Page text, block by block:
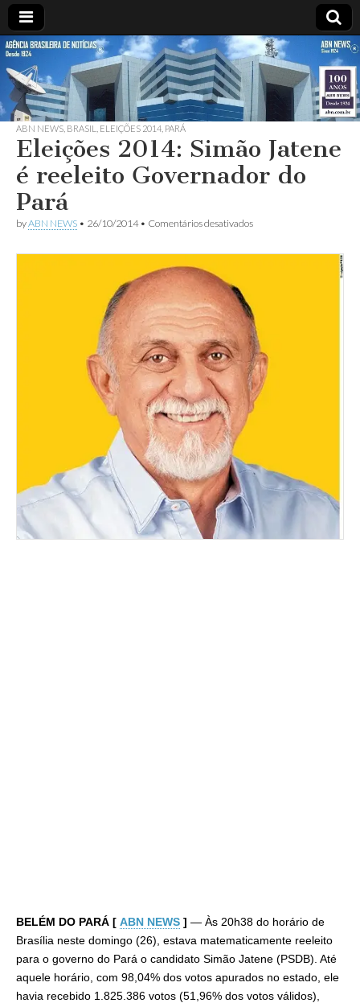
ABN
AGÊNCIA
BRASILEIRA
DE
NOTÍCIAS
DESDE
1924
ABN NEWS BRASIL ELEIÇÕES 2014 PARÁ
Eleições 2014: Simão Jatene
é reeleito Governador do
Pará
byABN NEWS • 26/10/2014• Comentários desativadosem
Governador
do
Pará
BELÉM DO PARÁ [ ABN NEWS ] — Às 20h38 do horário de
Brasília neste domingo (26), estava matematicamente reeleito
para o governo do Pará o candidato Simão Jatene (PSDB). Até
aquele horário, com 98,04% dos votos apurados no estado, ele
havia recebido 1.825.386 votos (51,96% dos votos válidos),